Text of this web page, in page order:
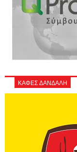
ΚΑΦΕΣ ΔΑΝΔΑΛΗ